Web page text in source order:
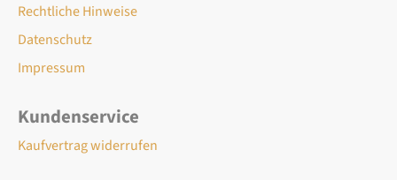
Rechtliche Hinweise
Datenschutz
Impressum
Kundenservice
Kaufvertrag widerrufen